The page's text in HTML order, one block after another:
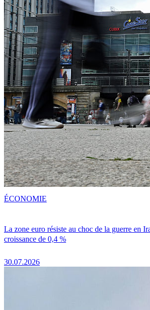
La zone euro résiste au choc de la guerre en
croissance de 0,4 %
30.07.2026
ÉCONOMIE